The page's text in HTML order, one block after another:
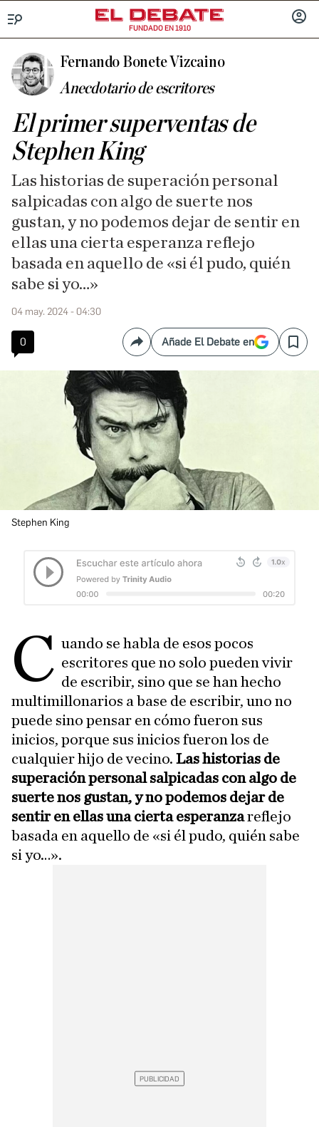
FUNDADO EN 1910
Fernando Bonete Vizcaino
Anecdotario de escritores
El primer superventas de
Stephen King
Las historias de superación personal
salpicadas con algo de suerte nos
gustan, y no podemos dejar de sentir en
ellas una cierta esperanza reflejo
basada en aquello de «si él pudo, quién
sabe si yo…»
04 may. 2024 - 04:30
0 CompartirAñade El Debate en Save
Stephen King
C uando se habla de esos pocos
escritores que no solo pueden vivir
de escribir, sino que se han hecho
multimillonarios a base de escribir, uno no
puede sino pensar en cómo fueron sus
inicios, porque sus inicios fueron los de
cualquier hijo de vecino. Las historias de
superación personal salpicadas con algo de
suerte nos gustan, y no podemos dejar de
sentir en ellas una cierta esperanzareflejo
basada en aquello de «si él pudo, quién sabe
si yo…».